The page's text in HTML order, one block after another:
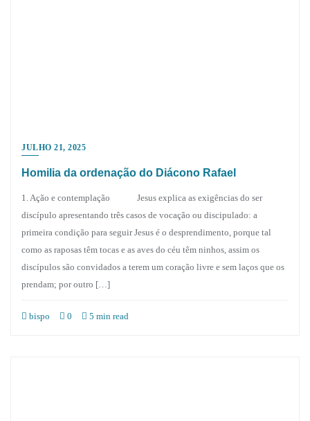
JULHO 21, 2025
Homilia da ordenação do Diácono Rafael
1. Ação e contemplação Jesus explica as exigências do ser
discípulo apresentando três casos de vocação ou discipulado: a
primeira condição para seguir Jesus é o desprendimento, porque tal
como as raposas têm tocas e as aves do céu têm ninhos, assim os
discípulos são convidados a terem um coração livre e sem laços que os
prendam; por outro […]
bispo 0 5 min read